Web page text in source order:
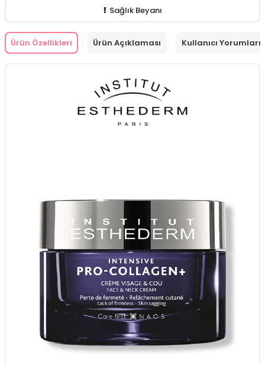
Sağlık Beyanı
Ürün Özellikleri Ürün Açıklaması Kullanıcı Yorumları